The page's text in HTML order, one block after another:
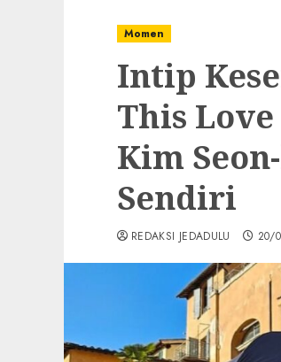
Momen
Intip
This
Kim
Sendiri
REDAKSI JEDADULU 20/